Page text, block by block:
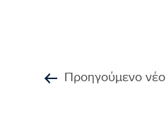
Προηγούμενο νέο